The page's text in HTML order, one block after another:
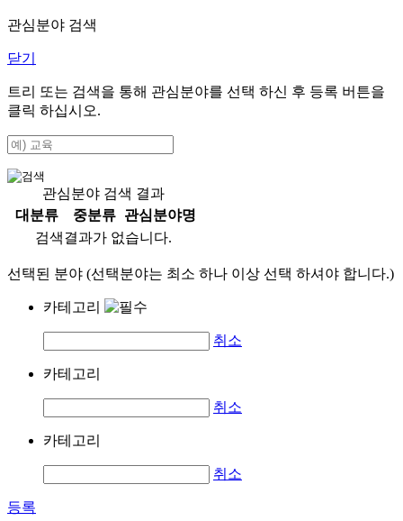
관심분야 검색
닫기
트리 또는 검색을 통해 관심분야를 선택 하신 후 등록 버튼을
클릭 하십시오.
관심분야 검색 결과
대분류
중분류
관심분야명
검색결과가 없습니다.
선택된 분야 (선택분야는 최소 하나 이상 선택 하셔야 합니다.)
카테고리
취소
카테고리
취소
카테고리
취소
등록